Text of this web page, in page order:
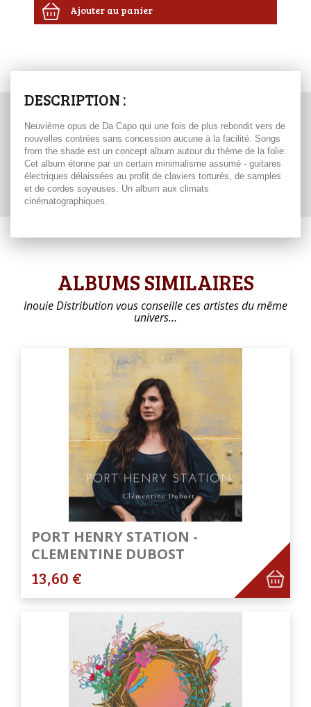
Ajouter au panier
DESCRIPTION :
Neuvième opus de Da Capo qui une fois de plus rebondit vers de
nouvelles contrées sans concession aucune à la facilité. Songs
from the shade est un concept album autour du thème de la folie.
Cet album étonne par un certain minimalisme assumé - guitares
électriques délaissées au profit de claviers torturés, de samples
et de cordes soyeuses. Un album aux climats
cinématographiques.
ALBUMS SIMILAIRES
Inouie Distribution vous conseille ces artistes du même
univers…
PORT HENRY STATION -
CLEMENTINE DUBOST
13,60 €